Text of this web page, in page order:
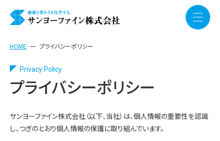
HOME プライバシーポリシー
Privacy Policy
プライバシーポリシー
サンヨーファイン株式会社（以下、当社）は、個人情報の重要性を認識
し、つぎのとおり個人情報の保護に取り組んでいます。